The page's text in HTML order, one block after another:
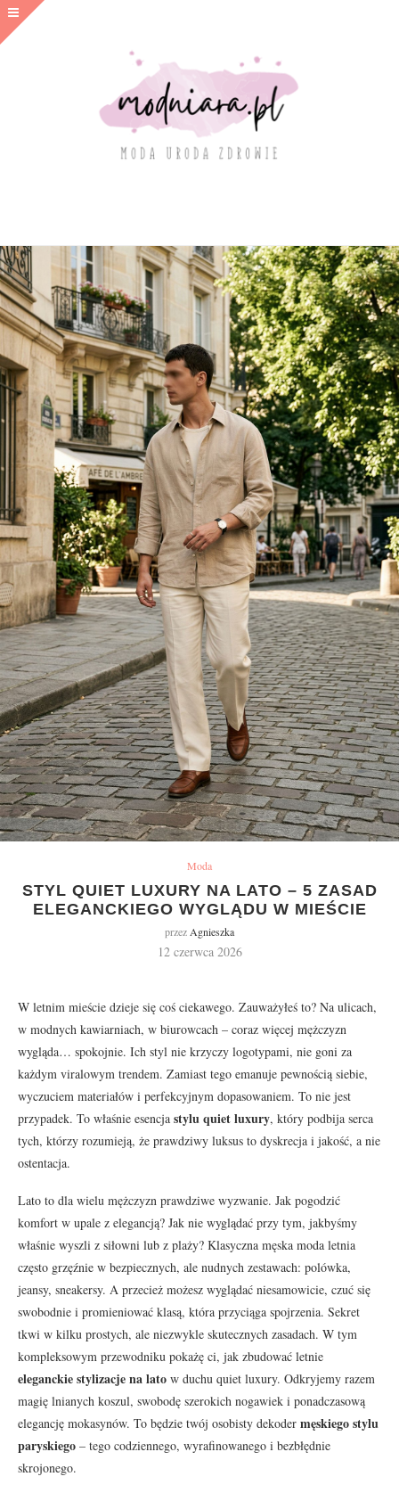
Moda
STYL QUIET LUXURY NA LATO – 5 ZASAD
ELEGANCKIEGO WYGLĄDU W MIEŚCIE
przez Agnieszka
12 czerwca 2026
W letnim mieście dzieje się coś ciekawego. Zauważyłeś to? Na ulicach,
w modnych kawiarniach, w biurowcach – coraz więcej mężczyzn
wygląda… spokojnie. Ich styl nie krzyczy logotypami, nie goni za
każdym viralowym trendem. Zamiast tego emanuje pewnością siebie,
wyczuciem materiałów i perfekcyjnym dopasowaniem. To nie jest
przypadek. To właśnie esencja stylu quiet luxury, który podbija serca
tych, którzy rozumieją, że prawdziwy luksus to dyskrecja i jakość, a nie
ostentacja.
Lato to dla wielu mężczyzn prawdziwe wyzwanie. Jak pogodzić
komfort w upale z elegancją? Jak nie wyglądać przy tym, jakbyśmy
właśnie wyszli z siłowni lub z plaży? Klasyczna męska moda letnia
często grzęźnie w bezpiecznych, ale nudnych zestawach: polówka,
jeansy, sneakersy. A przecież możesz wyglądać niesamowicie, czuć się
swobodnie i promieniować klasą, która przyciąga spojrzenia. Sekret
tkwi w kilku prostych, ale niezwykle skutecznych zasadach. W tym
kompleksowym przewodniku pokażę ci, jak zbudować letnie
eleganckie stylizacje na lato w duchu quiet luxury. Odkryjemy razem
magię lnianych koszul, swobodę szerokich nogawiek i ponadczasową
elegancję mokasynów. To będzie twój osobisty dekoder męskiego stylu
paryskiego – tego codziennego, wyrafinowanego i bezbłędnie
skrojonego.